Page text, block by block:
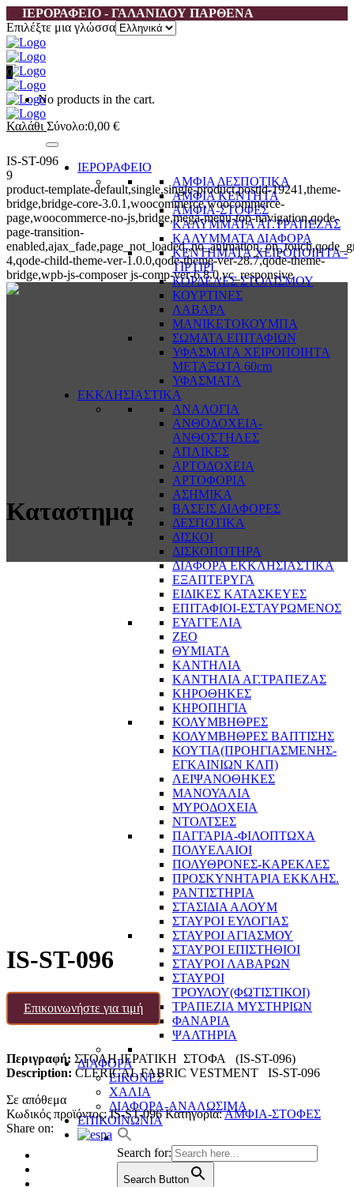
ΙΕΡΟΡΑΦΕΙΟ - ΓΑΛΑΝΙΔΟΥ ΠΑΡΘΕΝΑ
Επιλέξτε μια γλώσσα
0
No products in the cart.
Καλάθι Σύνολο:0,00 €
ΙΕΡΟΡΑΦΕΙΟ
ΑΜΦΙΑ ΔΕΣΠΟΤΙΚΑ
ΑΜΦΙΑ ΚΕΝΤΗΤΑ
ΑΜΦΙΑ-ΣΤΟΦΕΣ
ΚΑΛΥΜΜΑΤΑ ΑΓ.ΤΡΑΠΕΖΑΣ
ΚΑΛΥΜΜΑΤΑ ΔΙΑΦΟΡΑ
ΚΕΝΤΗΜΑΤΑ ΧΕΙΡΟΠΟΙΗΤΑ -
ΤΙΡΤΙΡΙ
ΚΟΡΔΕΛΕΣ ΣΤΟΛΙΣΜΟΥ
ΚΟΥΡΤΙΝΕΣ
ΛΑΒΑΡΑ
ΜΑΝΙΚΕΤΟΚΟΥΜΠΑ
ΣΩΜΑΤΑ ΕΠΙΤΑΦΙΩΝ
ΥΦΑΣΜΑΤΑ ΧΕΙΡΟΠΟΙΗΤΑ
ΜΕΤΑΞΩΤΑ 60cm
ΥΦΑΣΜΑΤΑ
ΕΚΚΛΗΣΙΑΣΤΙΚΑ
ΑΝΑΛΟΓΙΑ
ΑΝΘΟΔΟΧΕΙΑ-
ΑΝΘΟΣΤΗΛΕΣ
ΑΠΛΙΚΕΣ
ΑΡΤΟΔΟΧΕΙΑ
ΑΡΤΟΦΟΡΙΑ
ΑΣΗΜΙΚΑ
ΒΑΣΕΙΣ ΔΙΑΦΟΡΕΣ
ΔΕΣΠΟΤΙΚΑ
ΔΙΣΚΟΙ
ΔΙΣΚΟΠΟΤΗΡΑ
ΔΙΑΦΟΡΑ ΕΚΚΛΗΣΙΑΣΤΙΚΑ
ΕΞΑΠΤΕΡΥΓΑ
ΕΙΔΙΚΕΣ ΚΑΤΑΣΚΕΥΕΣ
ΕΠΙΤΑΦΙΟΙ-ΕΣΤΑΥΡΩΜΕΝΟΣ
ΕΥΑΓΓΕΛΙΑ
ΖΕΟ
ΘΥΜΙΑΤΑ
ΚΑΝΤΗΛΙΑ
ΚΑΝΤΗΛΙΑ ΑΓ.ΤΡΑΠΕΖΑΣ
ΚΗΡΟΘΗΚΕΣ
ΚΗΡΟΠΗΓΙΑ
ΚΟΛΥΜΒΗΘΡΕΣ
ΚΟΛΥΜΒΗΘΡΕΣ ΒΑΠΤΙΣΗΣ
ΚΟΥΤΙΑ(ΠΡΟΗΓΙΑΣΜΕΝΗΣ-
ΕΓΚΑΙΝΙΩΝ ΚΛΠ)
ΛΕΙΨΑΝΟΘΗΚΕΣ
ΜΑΝΟΥΑΛΙΑ
ΜΥΡΟΔΟΧΕΙΑ
ΝΤΟΛΤΣΕΣ
ΠΑΓΓΑΡΙΑ-ΦΙΛΟΠΤΩΧΑ
ΠΟΛΥΕΛΑΙΟΙ
ΠΟΛΥΘΡΟΝΕΣ-ΚΑΡΕΚΛΕΣ
ΠΡΟΣΚΥΝΗΤΑΡΙΑ ΕΚΚΛΗΣ.
ΡΑΝΤΙΣΤΗΡΙΑ
ΣΤΑΣΙΔΙΑ ΑΛΟΥΜ
ΣΤΑΥΡΟΙ ΕΥΛΟΓΙΑΣ
ΣΤΑΥΡΟΙ ΑΓΙΑΣΜΟΥ
ΣΤΑΥΡΟΙ ΕΠΙΣΤΗΘΙΟΙ
ΣΤΑΥΡΟΙ ΛΑΒΑΡΩΝ
ΣΤΑΥΡΟΙ
ΤΡΟΥΛΟΥ(ΦΩΤΙΣΤΙΚΟΙ)
ΤΡΑΠΕΖΙΑ ΜΥΣΤΗΡΙΩΝ
ΦΑΝΑΡΙΑ
ΨΑΛΤΗΡΙΑ
ΔΙΑΦΟΡΑ
ΕΙΚΟΝΕΣ
ΧΑΛΙΑ
ΔΙΑΦΟΡΑ-ΑΝΑΛΩΣΙΜΑ
ΕΠΙΚΟΙΝΩΝΙΑ
Search for:
Search Button
IS-ST-096
9
product-template-default,single,single-product,postid-19241,theme-
bridge,bridge-core-3.0.1,woocommerce,woocommerce-
page,woocommerce-no-js,bridge,mega-menu-top-navigation,qode-
page-transition-
4,qode-child-theme-ver-1.0.0,qode-theme-ver-28.7,qode-theme-
bridge,wpb-js-composer js-comp-ver-6.8.0,vc_responsive
Καταστημα
IS-ST-096
Επικοινωνήστε για τιμή
Περιγραφή: ΣΤΟΛΗ ΙΕΡΑΤΙΚΗ ΣΤΟΦΑ (IS-ST-096)
Description: CLERICAL FABRIC VESTMENT IS-ST-096
Σε απόθεμα
Κωδικός προϊόντος:IS-ST-096 Κατηγορία:ΑΜΦΙΑ-ΣΤΟΦΕΣ
Share on: